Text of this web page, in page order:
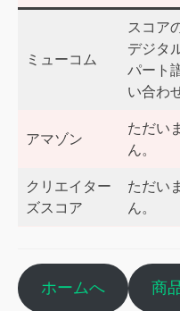
ミューコム
スコア
デジタ
パート
い合わ
アマゾン
ただい
ん。
クリエイター
ズスコア
ただい
ん。
ホームへ 商